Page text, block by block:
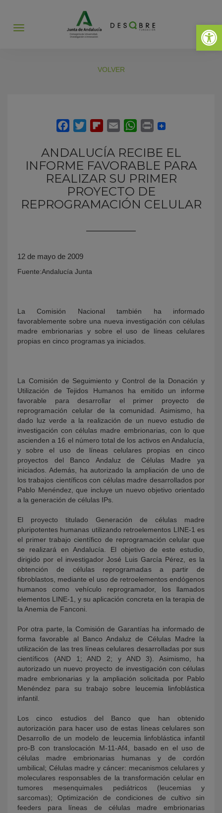
Abrir
Abrir
VOLVER
ANDALUCÍA RECIBE EL
INFORME FAVORABLE PARA
REALIZAR SU PRIMER
PROYECTO DE
REPROGRAMACIÓN CELULAR
12 de mayo de 2009
Fuente:Andalucía Junta
La Comisión Nacional también ha informado
favorablemente sobre una nueva investigación con células
madre embrionarias y sobre el uso de líneas celulares
propias en cinco programas ya iniciados.
La Comisión de Seguimiento y Control de la Donación y
Utilización de Tejidos Humanos ha emitido un informe
favorable para desarrollar el primer proyecto de
reprogramación celular de la comunidad. Asimismo, ha
dado luz verde a la realización de un nuevo estudio de
investigación con células madre embrionarias, con lo que
ascienden a 16 el número total de los activos en Andalucía,
y sobre el uso de líneas celulares propias en cinco
proyectos del Banco Andaluz de Células Madre ya
iniciados. Además, ha autorizado la ampliación de uno de
los trabajos científicos con células madre desarrollados por
Pablo Menéndez, que incluye un nuevo objetivo orientado
a la generación de células IPs.
El proyecto titulado Generación de células madre
pluripotentes humanas utilizando retroelementos LINE-1 es
el primer trabajo científico de reprogramación celular que
se realizará en Andalucía. El objetivo de este estudio,
dirigido por el investigador José Luis García Pérez, es la
obtención de células reprogramadas a partir de
fibroblastos, mediante el uso de retroelementos endógenos
humanos como vehículo reprogramador, los llamados
elementos LINE-1, y su aplicación concreta en la terapia de
la Anemia de Fanconi.
Por otra parte, la Comisión de Garantías ha informado de
forma favorable al Banco Andaluz de Células Madre la
utilización de las tres líneas celulares desarrolladas por sus
científicos (AND 1; AND 2; y AND 3). Asimismo, ha
autorizado un nuevo proyecto de investigación con células
madre embrionarias y la ampliación solicitada por Pablo
Menéndez para su trabajo sobre leucemia linfoblástica
infantil.
Los cinco estudios del Banco que han obtenido
autorización para hacer uso de estas líneas celulares son
Desarrollo de un modelo de leucemia linfoblástica infantil
pro-B con translocación M-11-Af4, basado en el uso de
células madre embrionarias humanas y de cordón
umbilical; Células madre y cáncer: mecanismos celulares y
moleculares responsables de la transformación celular en
tumores mesenquimales pediátricos (leucemias y
sarcomas); Optimización de condiciones de cultivo sin
feeders para líneas de células madre embrionarias